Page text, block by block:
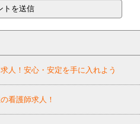
人！安心・安定を手に入れよう
看護師求人！